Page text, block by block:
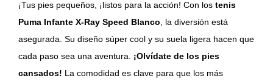
¡Tus pies pequeños, ¡listos para la acción! Con los tenis
Puma Infante X-Ray Speed Blanco , la diversión está
asegurada. Su diseño súper cool y su suela ligera hacen que
cada paso sea una aventura. ¡Olvídate de los pies
cansados! La comodidad es clave para que los más